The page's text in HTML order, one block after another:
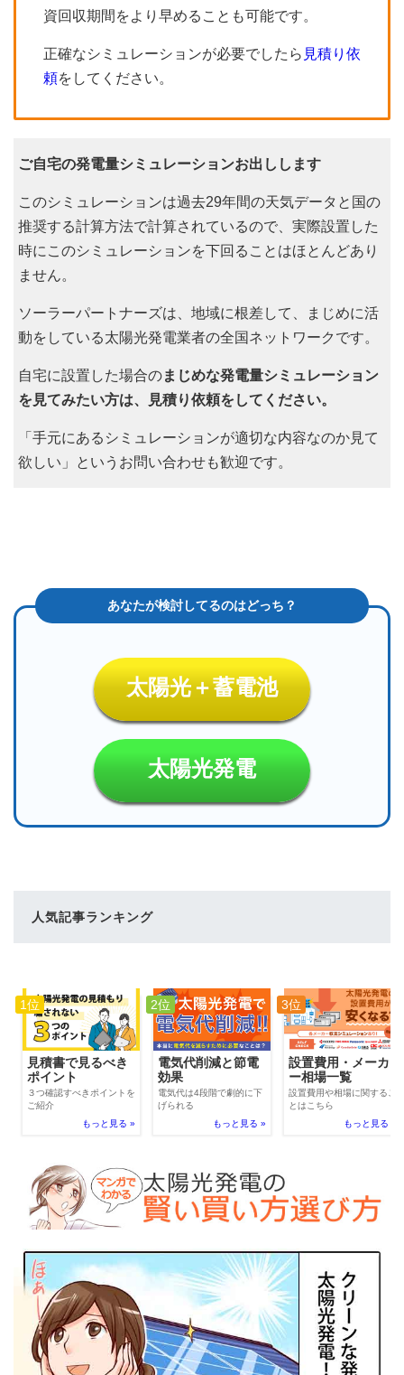
資回収期間をより早めることも可能です。
正確なシミュレーションが必要でしたら 見積り依
頼をしてください。
ご自宅の発電量シミュレーションお出しします
このシミュレーションは過去29年間の天気データと国の
推奨する計算方法で計算されているので、実際設置した
時にこのシミュレーションを下回ることはほとんどあり
ません。
ソーラーパートナーズは、地域に根差して、まじめに活
動をしている太陽光発電業者の全国ネットワークです。
自宅に設置した場合のまじめな発電量シミュレーション
を見てみたい方は、見積り依頼をしてください。
「手元にあるシミュレーションが適切な内容なのか見て
欲しい」というお問い合わせも歓迎です。
太陽光＋蓄電池
太陽光発電
人気記事ランキング
1位
見積書で見るべき
ポイント
３つ確認すべきポイントを
ご紹介
もっと見る »
2位
電気代削減と節電
効果
電気代は4段階で劇的に下
げられる
もっと見る »
3位
設置費用・メーカ
ー相場一覧
設置費用や相場に関するこ
とはこちら
もっと見る »